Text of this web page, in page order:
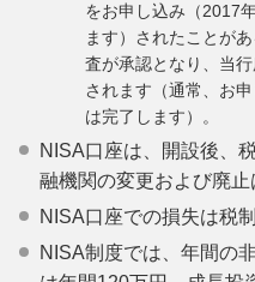
をお申し込み（2017
ます）されたことが
査が承認となり、当
されます（通常、お
は完了します）。
NISA口座は、開設後、
融機関の変更および廃止
NISA口座での損失は税
NISA制度では、年間の